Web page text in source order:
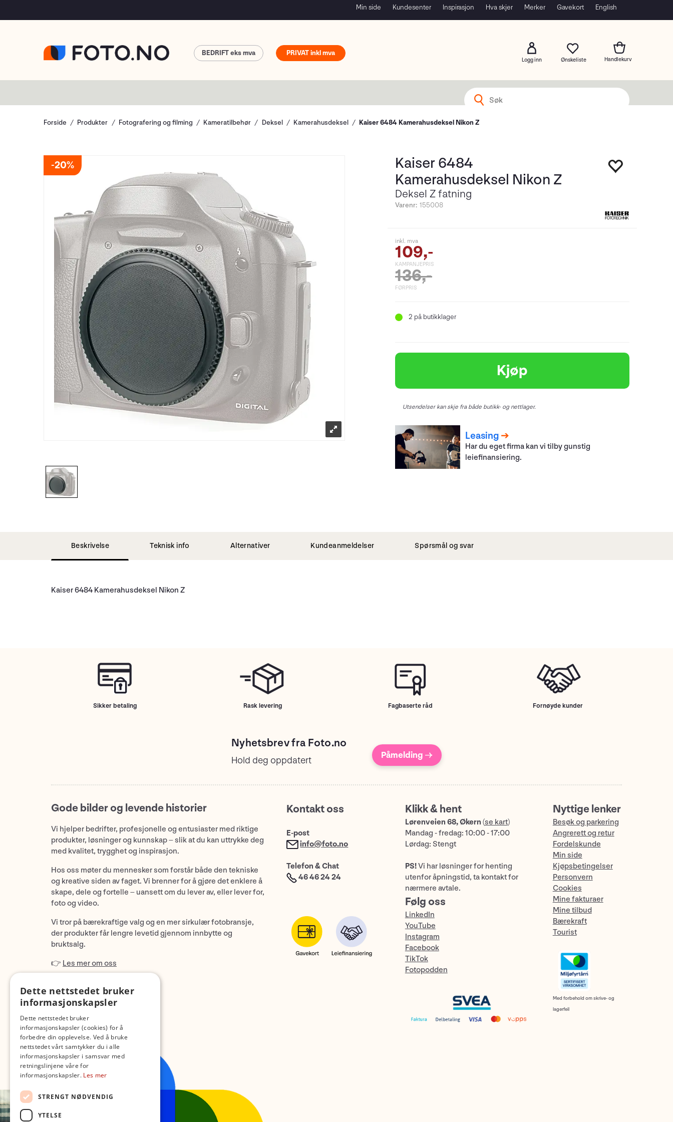
Min side Kundesenter Inspirasjon Hva skjer Merker Gavekort English
Logg inn
PRIVAT
BEDRIFT
Forside Produkter Fotografering og filming Kameratilbehør Deksel Kamerahusdeksel Kaiser 6484 Kamerahusdeksel Nikon Z
20%
Kaiser 6484
Kamerahusdeksel Nikon Z
Deksel Z fatning
Varenr: 155008
inkl. mva
109,-
KAMPANJEPRIS
136,-
FØRPRIS
2 på butikklager
Kjøp
Utsendelser kan skje fra både butikk- og nettlager.
Leasing
Har du eget firma kan vi tilby gunstig
leiefinansiering.
Beskrivelse Teknisk info Alternativer Kundeanmeldelser Spørsmål og svar
Kaiser 6484 Kamerahusdeksel Nikon Z
Sikker betaling Rask levering Fagbaserte råd Fornøyde kunder
Nyhetsbrev fra Foto.no
Hold deg oppdatert Påmelding →
Gode bilder og levende historier
Vi hjelper bedrifter, profesjonelle og entusiaster med riktige
produkter, løsninger og kunnskap – slik at du kan uttrykke deg
med kvalitet, trygghet og inspirasjon.
Hos oss møter du mennesker som forstår både den tekniske
og kreative siden av faget. Vi brenner for å gjøre det enklere å
skape, dele og fortelle – uansett om du lever av, eller lever for,
foto og video.
Vi tror på bærekraftige valg og en mer sirkulær fotobransje,
der produkter får lengre levetid gjennom innbytte og
bruktsalg.
👉 Les mer om oss
Kontakt oss
E-post
info@foto.no
Telefon & Chat
46 46 24 24
Klikk & hent
Lørenveien 68, Økern (se kart)
Mandag - fredag: 10:00 - 17:00
Lørdag: Stengt
PS!Vi har løsninger for henting
utenfor åpningstid, ta kontakt for
nærmere avtale.
Følg oss
LinkedIn
YouTube
Instagram
Facebook
TikTok
Fotopodden
Nyttige lenker
Besøk og parkering
Angrerett og retur
Fordelskunde
Min side
Kjøpsbetingelser
Personvern
Cookies
Mine fakturaer
Mine tilbud
Bærekraft
Tourist
Med forbehold om skrive- og
lagerfeil
Dette nettstedet bruker
informasjonskapsler
Dette nettstedet bruker
informasjonskapsler (cookies) for å
forbedre din opplevelse. Ved å bruke
nettstedet vårt samtykker du i alle
informasjonskapsler i samsvar med
retningslinjene våre for
informasjonskapsler. Les mer
STRENGT NØDVENDIG
YTELSE